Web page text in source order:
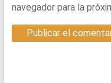
navegador para la